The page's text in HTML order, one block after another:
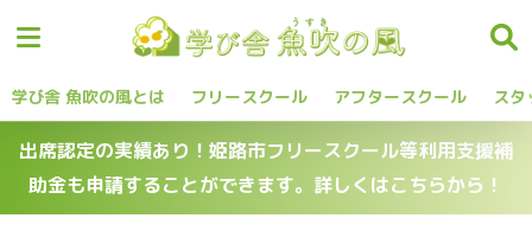
学び舎 魚吹の風とは フリースクール アフタースクール スタ
出席認定の実績あり！姫路市フリースクール等利用支援補
助金も申請することができます。詳しくはこちらから！